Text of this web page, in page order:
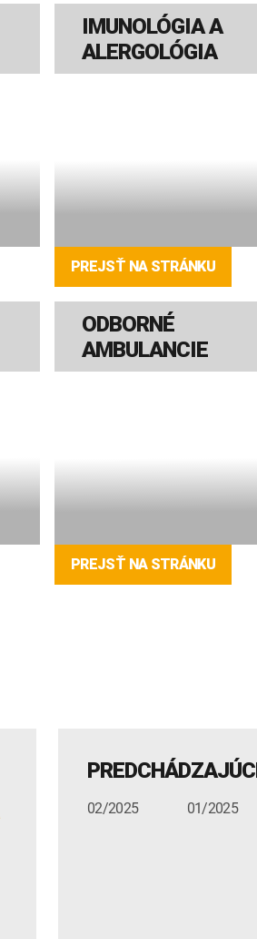
IMUNOLÓGIA A
ALERGOLÓGIA
PREJSŤ NA STRÁNKU
ODBORNÉ
AMBULANCIE
PREJSŤ NA STRÁNKU
02/2025 01/2025